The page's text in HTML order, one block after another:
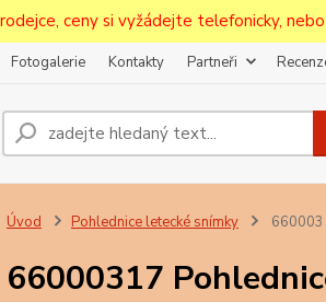
ceny si vyžádejte telefonicky,
Fotogalerie Kontakty Partneři
Úvod Pohlednice letecké snímky
66000317
Prodejcům bude po zaregistrování
první